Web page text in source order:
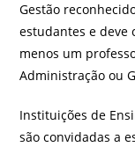
Gestão
estudantes e deve
menos um
Administração ou
Instituições de
são convidadas a